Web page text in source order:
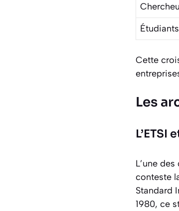
Étudiants
Cette
Les
L’une
conteste
Standard
1980, ce